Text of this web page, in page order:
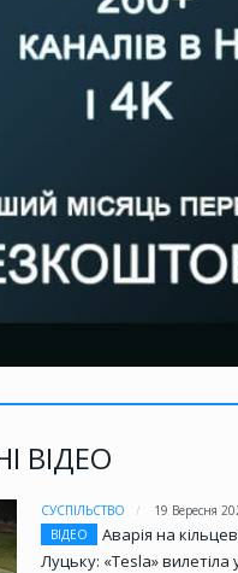
ВІДЕО
СУСПІЛЬСТВО
19 Вересня
ВІДЕО
Аварія на
Луцьку: «Tesla» вилетіла